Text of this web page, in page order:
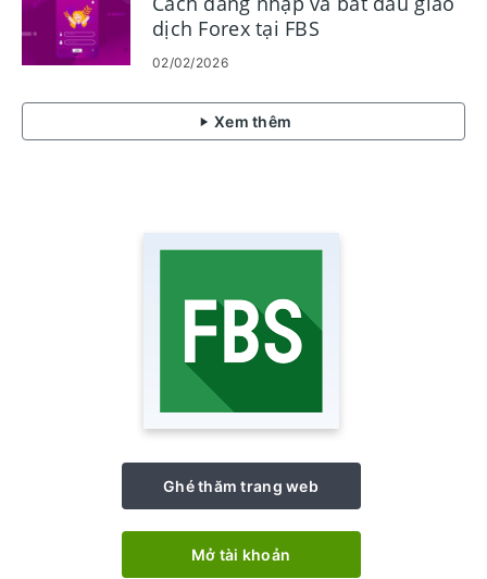
dịch Forex tại FBS
02/02/2026
Xem thêm
Ghé thăm trang web
Mở tài khoản